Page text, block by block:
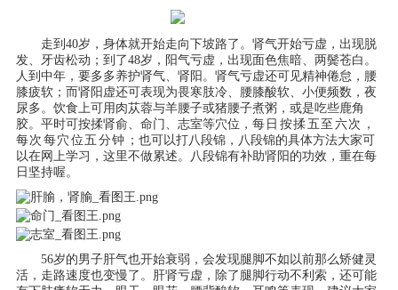
走到40岁，身体就开始走向下坡路了。肾气开始亏虚，出现脱
发、牙齿松动；到了48岁，阳气亏虚，出现面色焦暗、两鬓苍白。
人到中年，要多多养护肾气、肾阳。肾气亏虚还可见精神倦怠，腰
膝疲软；而肾阳虚还可表现为畏寒肢冷、腰膝酸软、小便频数，夜
尿多。饮食上可用肉苁蓉与羊腰子或猪腰子煮粥，或是吃些鹿角
胶。平时可按揉肾俞、命门、志室等穴位， 每日按揉五至六次，
每次每穴位五分钟 ；也可以打八段锦，八段锦的具体方法大家可
以在网上学习，这里不做累述。八段锦有补助肾阳的功效，重在每
日坚持喔。
56岁的男子肝气也开始衰弱，会发现腿脚不如以前那么矫健灵
活，走路速度也变慢了。肝肾亏虚，除了腿脚行动不利索，还可能